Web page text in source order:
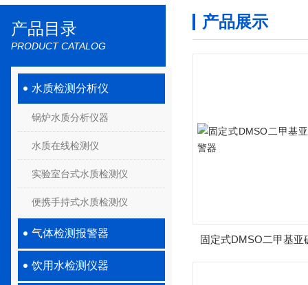
产品目录
PRODUCT CATALOG
水质检测分析仪
锅炉水质分析仪器
水质在线检测仪
实验室台式水质检测仪
便携手持式水质检测仪
气体检测报警器
饮用水检测仪器
产品展示
固定式DMSO二甲基亚